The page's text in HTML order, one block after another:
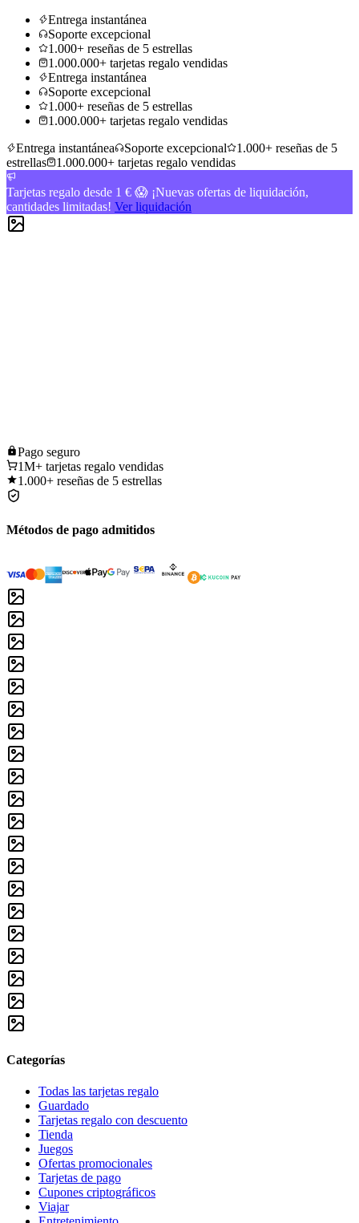
Entrega instantánea
Soporte excepcional
1.000+ reseñas de 5 estrellas
1.000.000+ tarjetas regalo vendidas
Entrega instantánea
Soporte excepcional
1.000+ reseñas de 5 estrellas
1.000.000+ tarjetas regalo vendidas
Entrega instantánea
Soporte excepcional
1.000+ reseñas de 5
estrellas
1.000.000+ tarjetas regalo vendidas
Tarjetas regalo desde 1 € 😱 ¡Nuevas ofertas de liquidación,
cantidades limitadas! Ver liquidación
Pago seguro
1M+ tarjetas regalo vendidas
1.000+ reseñas de 5 estrellas
Métodos de pago admitidos
Categorías
Todas las tarjetas regalo
Guardado
Tarjetas regalo con descuento
Tienda
Juegos
Ofertas promocionales
Tarjetas de pago
Cupones criptográficos
Viajar